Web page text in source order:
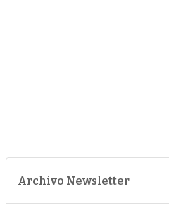
Archivo Newsletter